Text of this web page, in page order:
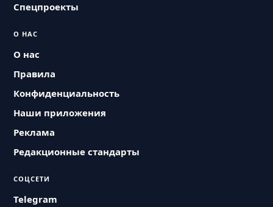
Спецпроекты
О НАС
О нас
Правила
Конфиденциальность
Наши приложения
Реклама
Редакционные стандарты
СОЦСЕТИ
Telegram